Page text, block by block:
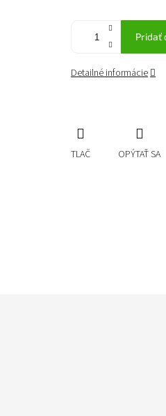
Pridať
Detailné informácie
TLAČ OPÝTAŤ SA